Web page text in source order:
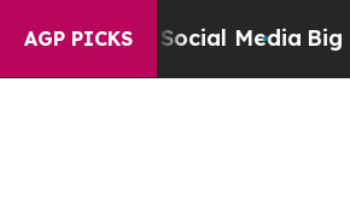
AGP PICKS
Social MediaBig Food vs.